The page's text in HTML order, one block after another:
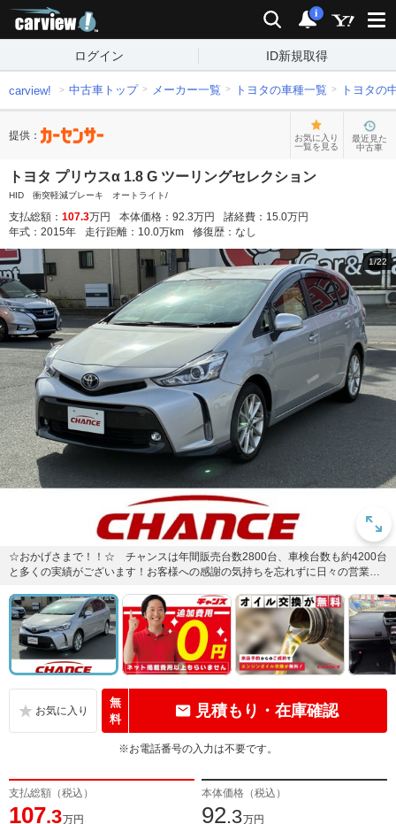
検索 通知
i
ログイン ID新規取得
carview! 中古車トップ メーカー一覧 トヨタの車種一覧 トヨタの
提供：
お気に入り
一覧を見る
最近見た
中古車
トヨタ プリウスα 1.8 G ツーリングセレクション
HID 衝突軽減ブレーキ オートライト/
支払総額： 107.3万円 本体価格： 92.3万円 諸経費： 15.0万円
年式： 2015年 走行距離： 10.0万km 修復歴： なし
1/22
☆おかげさまで！！☆ チャンスは年間販売台数2800台、車検台数も約4200台
と多くの実績がございます！お客様への感謝の気持ちを忘れずに日々の営業活
無
料
見積もり・在庫確認
※お電話番号の入力は不要です。
支払総額（税込）
107.3万円
本体価格（税込）
92.3万円